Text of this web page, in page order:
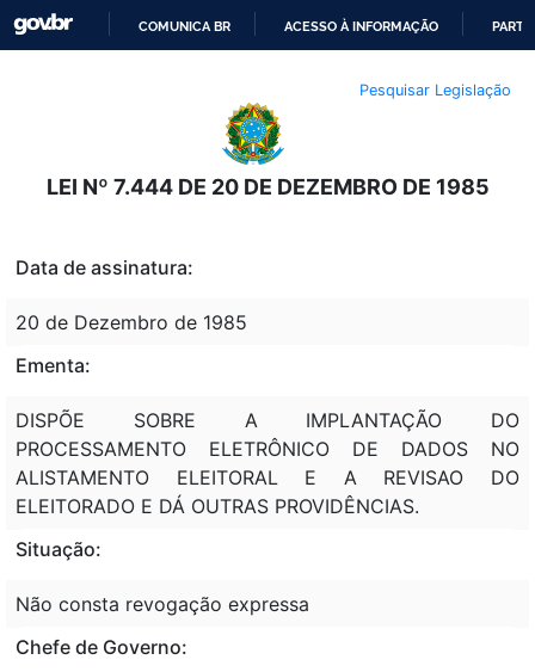
O
CONTEÚDO
COMUNICA BR ACESSO À INFORMAÇÃO
Pesquisar Legislação
LEI Nº 7.444 DE 20 DE DEZEMBRO DE 1985
Data de assinatura:
20 de Dezembro de 1985
Ementa:
DISPÕE SOBRE A IMPLANTAÇÃO DO
PROCESSAMENTO ELETRÔNICO DE DADOS NO
ALISTAMENTO ELEITORAL E A REVISAO DO
ELEITORADO E DÁ OUTRAS PROVIDÊNCIAS.
Situação:
Não consta revogação expressa
Chefe de Governo: